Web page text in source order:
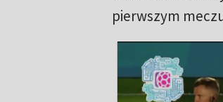
pierwszym